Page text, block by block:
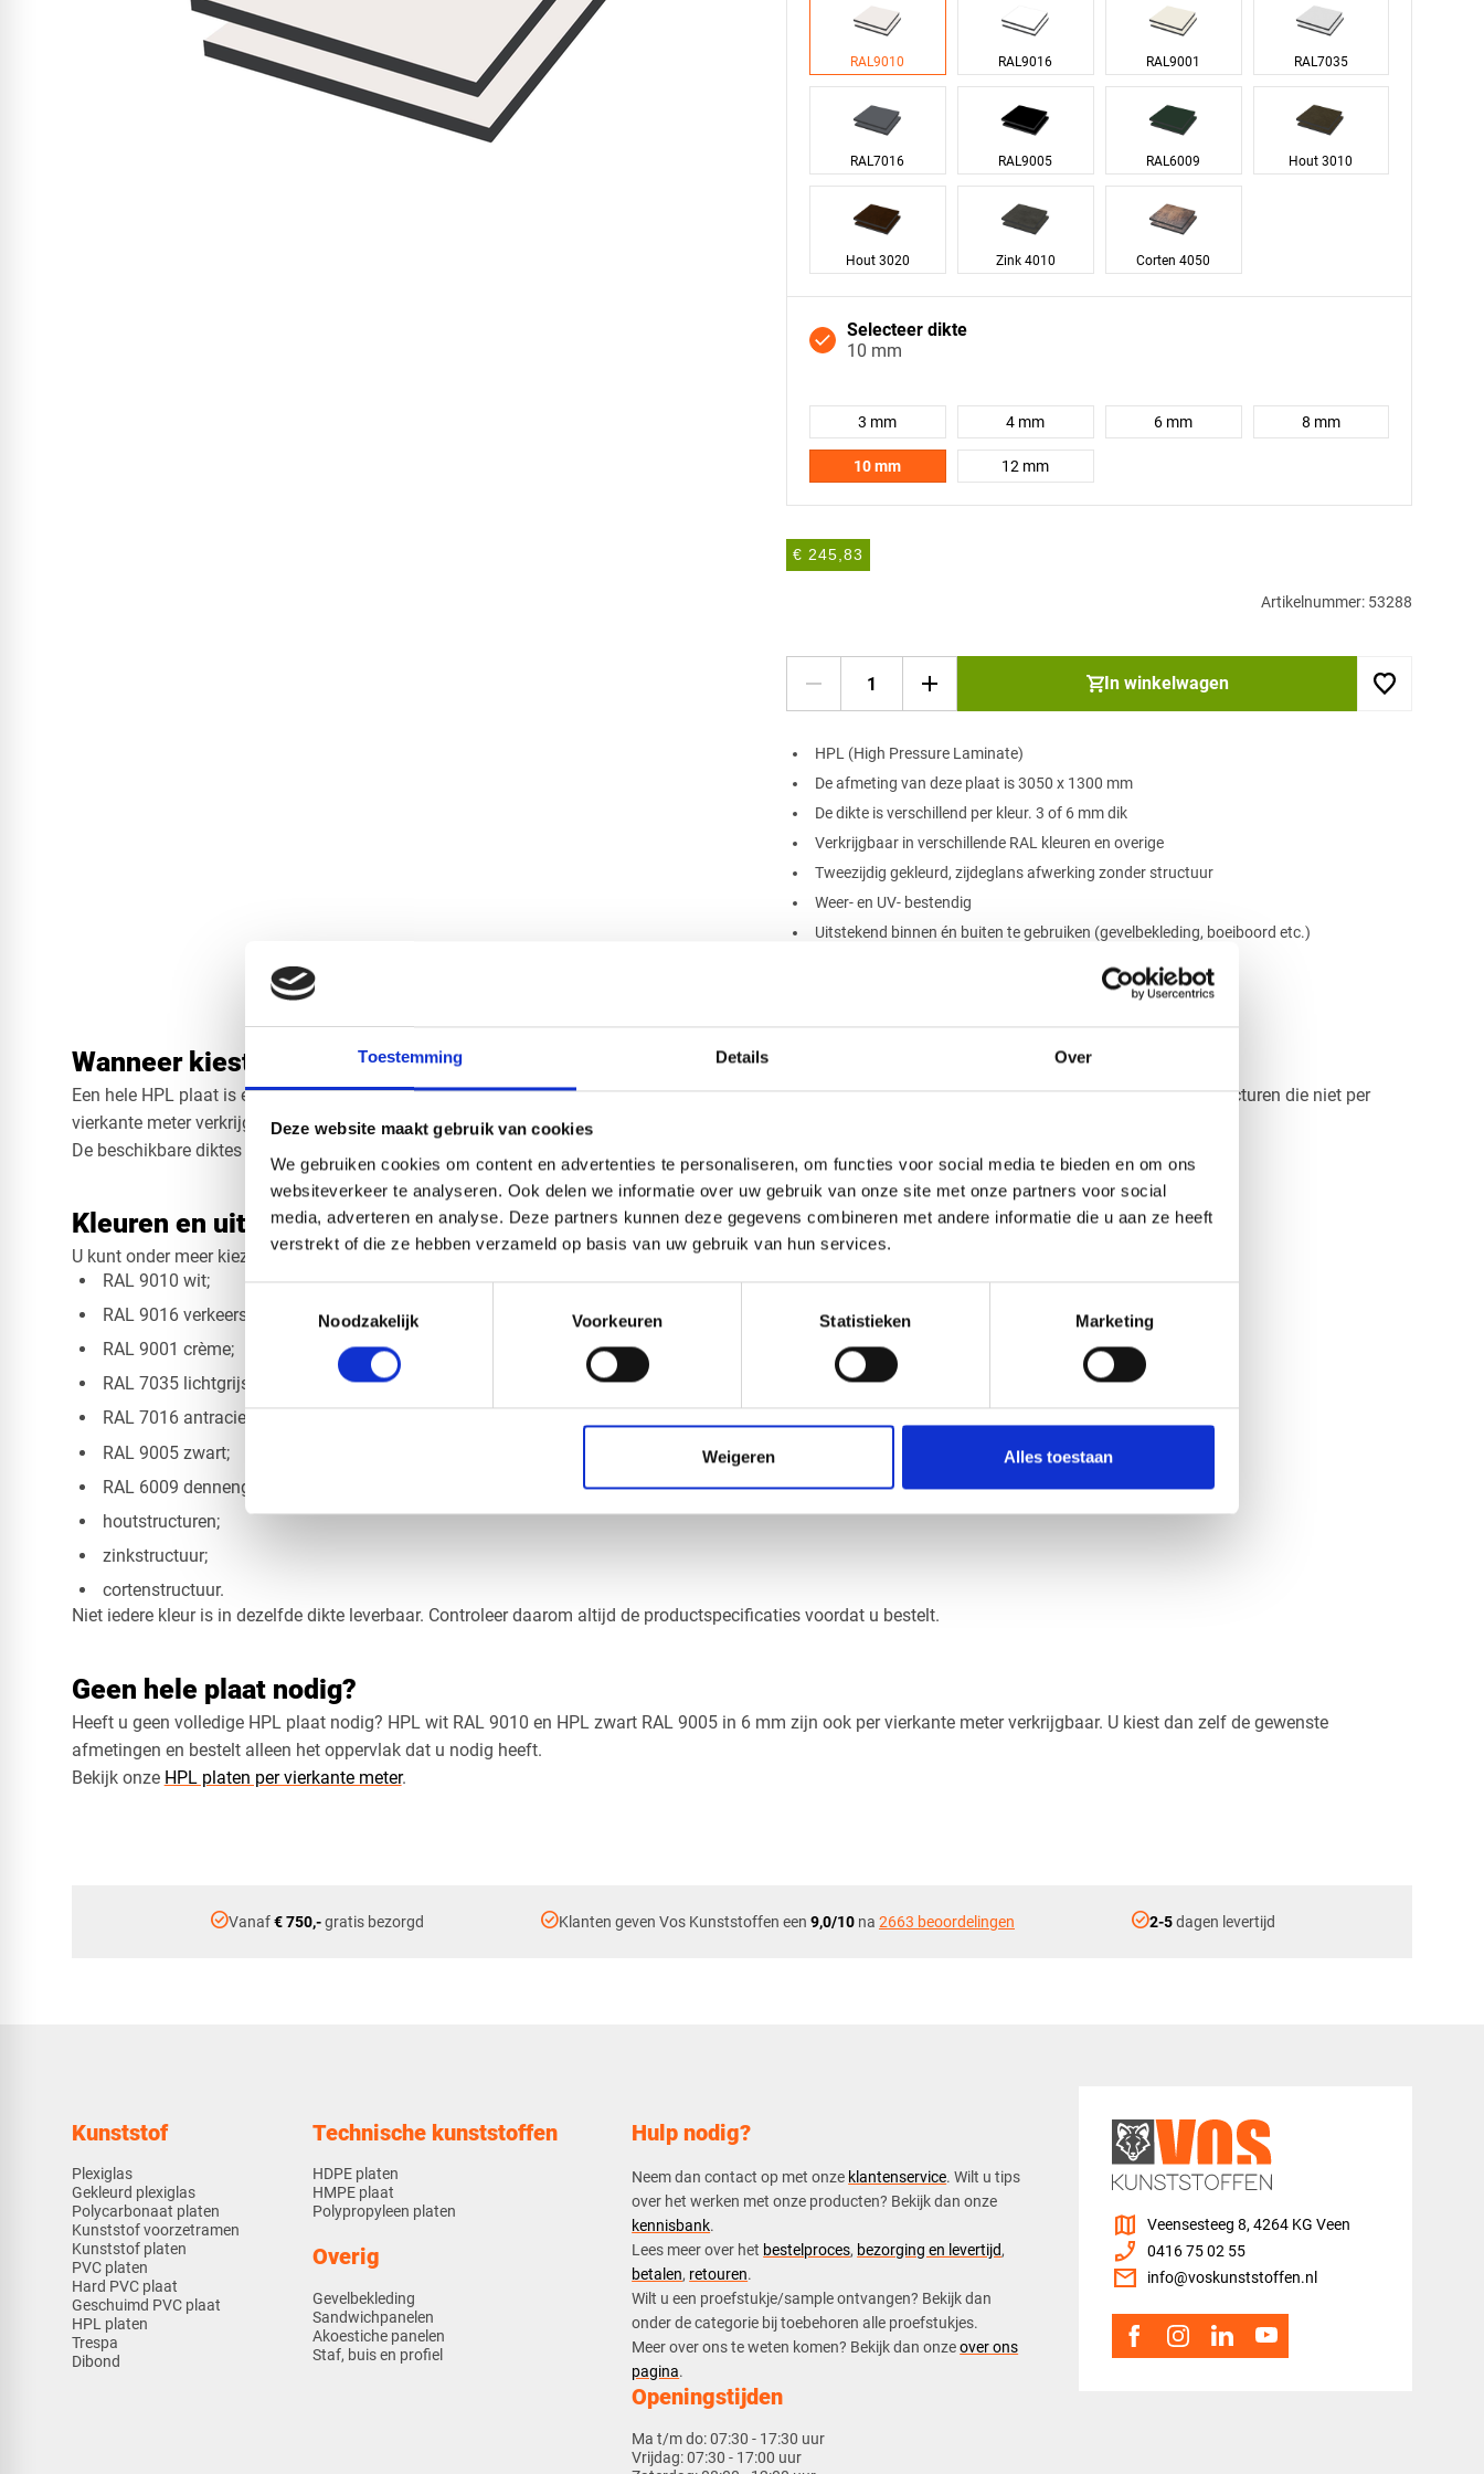
Toestemming Details Over
Deze website maakt gebruik van cookies
We gebruiken cookies om content en advertenties te personaliseren, om functies voor social media te bieden en om ons
websiteverkeer te analyseren. Ook delen we informatie over uw gebruik van onze site met onze partners voor social
media, adverteren en analyse. Deze partners kunnen deze gegevens combineren met andere informatie die u aan ze heeft
verstrekt of die ze hebben verzameld op basis van uw gebruik van hun services.
Noodzakelijk
Voorkeuren Statistieken Marketing
Weigeren Alles toestaan
RAL9010 RAL9016 RAL9001 RAL7035
RAL7016 RAL9005 RAL6009 Hout 3010
Hout 3020 Zink 4010 Corten 4050
Selecteer dikte
10 mm
3 mm 4 mm 6 mm 8 mm
10 mm 12 mm
€ 245,83
Artikelnummer: 53288
In winkelwagen
HPL (High Pressure Laminate)
​De afmeting van deze plaat is 3050 x 1300 mm
De dikte is verschillend per kleur. 3 of 6 mm dik
Verkrijgbaar in verschillende RAL kleuren en overige
​Tweezijdig gekleurd, zijdeglans afwerking zonder structuur
​Weer- en UV- bestendig
​Uitstekend binnen én buiten te gebruiken (gevelbekleding, boeiboord etc.)
Wanneer kiest u voor een hele HPL plaat?
Een hele HPL plaat is een praktische keuze wanneer u meerdere panelen of onderdelen nodig heeft en de plaat zelf wilt indelen. Ook bij kleuren en structuren die niet per
vierkante meter verkrijgbaar zijn, bestelt u de volledige plaat.
De beschikbare diktes verschillen per kleur en uitvoering. Bekijk daarom per product welke maat en dikte beschikbaar is.
Kleuren en uitvoeringen
U kunt onder meer kiezen uit:
RAL 9010 wit;
RAL 9016 verkeerswit;
RAL 9001 crème;
RAL 7035 lichtgrijs;
RAL 7016 antraciet;
RAL 9005 zwart;
RAL 6009 dennengroen;
houtstructuren;
zinkstructuur;
cortenstructuur.
Niet iedere kleur is in dezelfde dikte leverbaar. Controleer daarom altijd de productspecificaties voordat u bestelt.
Geen hele plaat nodig?
Heeft u geen volledige HPL plaat nodig? HPL wit RAL 9010 en HPL zwart RAL 9005 in 6 mm zijn ook per vierkante meter verkrijgbaar. U kiest dan zelf de gewenste
afmetingen en bestelt alleen het oppervlak dat u nodig heeft.
Bekijk onze HPL platen per vierkante meter.
check_circleVanaf€ 750,-gratis bezorgd check_circleKlanten geven Vos Kunststoffen een 9,0/10 na 2663 beoordelingen check_circle2-5dagen levertijd
Kunststof
Plexiglas
Gekleurd plexiglas
Polycarbonaat platen
Kunststof voorzetramen
Kunststof platen
PVC platen
Hard PVC plaat
Geschuimd PVC plaat
HPL platen
Trespa
Dibond
Technische kunststoffen
HDPE platen
HMPE plaat
Polypropyleen platen
Overig
Gevelbekleding
Sandwichpanelen
Akoestiche panelen
Staf, buis en profiel
Hulp nodig?
Neem dan contact op met onze klantenservice. Wilt u tips
over het werken met onze producten? Bekijk dan onze
kennisbank.
​Lees meer over het bestelproces, bezorging en levertijd,
betalen, retouren.​
​Wilt u een proefstukje/sample ontvangen? Bekijk dan
onder de categorie bij toebehoren alle proefstukjes.
​​Meer over ons te weten komen? Bekijk dan onzeover ons
pagina.
Openingstijden
Ma t/m do:07:30 - 17:30 uur
Vrijdag:07:30 - 17:00 uur
map Veensesteeg 8, 4264 KG Veen
phone_enabled 0416 75 02 55
mail info@voskunststoffen.nl